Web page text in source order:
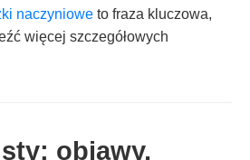
naczyniowe to fraza kluczowa,
więcej szczegółowych
objawy,